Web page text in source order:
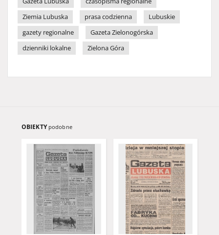
Ziemia Lubuska
prasa codzienna
Lubuskie
gazety regionalne
Gazeta Zielonogórska
dzienniki lokalne
Zielona Góra
OBIEKTY podobne